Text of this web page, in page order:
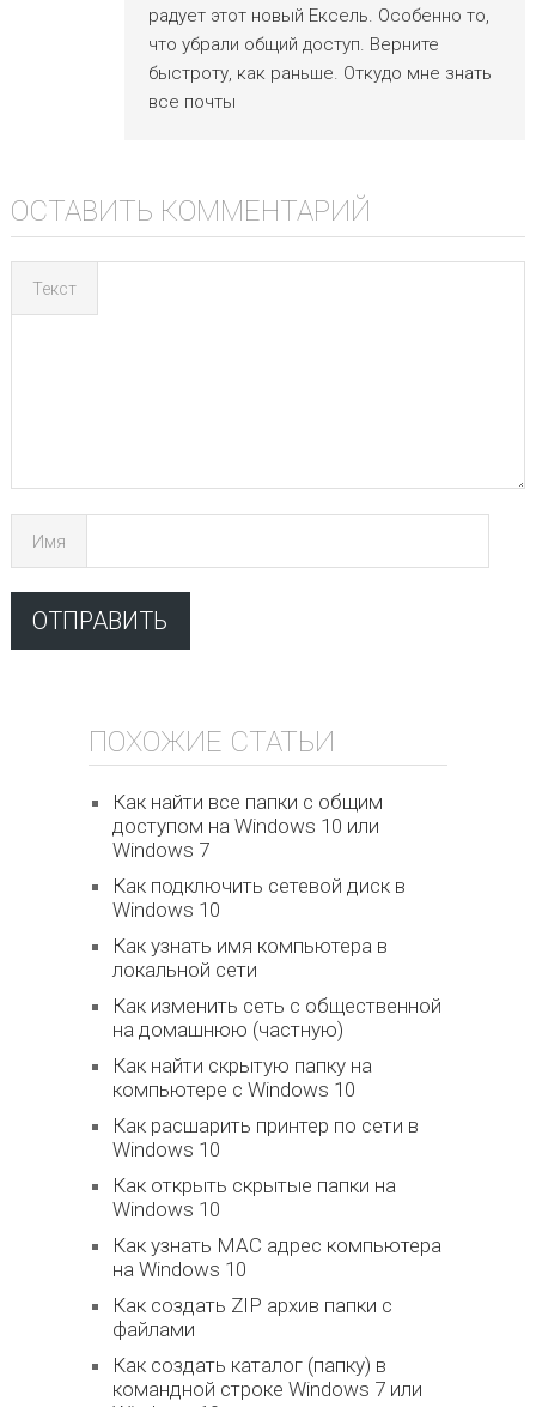
радует этот новый Ексель. Особенно то,
что убрали общий доступ. Верните
быстроту, как раньше. Откудо мне знать
все почты
ОСТАВИТЬ КОММЕНТАРИЙ
Текст
Имя
ПОХОЖИЕ СТАТЬИ
Как найти все папки с общим
доступом на Windows 10 или
Windows 7
Как подключить сетевой диск в
Windows 10
Как узнать имя компьютера в
локальной сети
Как изменить сеть с общественной
на домашнюю (частную)
Как найти скрытую папку на
компьютере с Windows 10
Как расшарить принтер по сети в
Windows 10
Как открыть скрытые папки на
Windows 10
Как узнать MAC адрес компьютера
на Windows 10
Как создать ZIP архив папки с
файлами
Как создать каталог (папку) в
командной строке Windows 7 или